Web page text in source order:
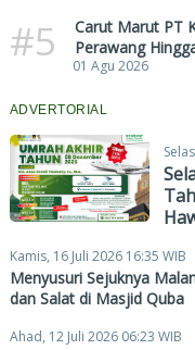
#5
Carut Marut PT
Perawang
01 Agu 2026
ADVERTORIAL
Kamis, 16 Juli 2026 16:35 WIB
Menyusuri Sejuknya
dan Salat di Masjid Quba
Ahad, 12 Juli 2026 06:23 WIB